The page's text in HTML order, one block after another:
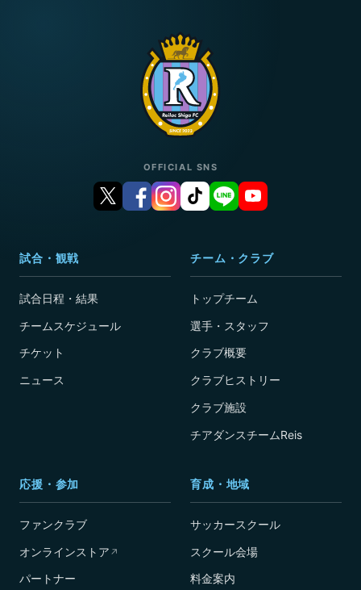
OFFICIAL SNS
試合・観戦
試合日程・結果
チームスケジュール
チケット
ニュース
チーム・クラブ
トップチーム
選手・スタッフ
クラブ概要
クラブヒストリー
クラブ施設
チアダンスチームReis
応援・参加
ファンクラブ
オンラインストア ↗
パートナー
育成・地域
サッカースクール
スクール会場
料金案内